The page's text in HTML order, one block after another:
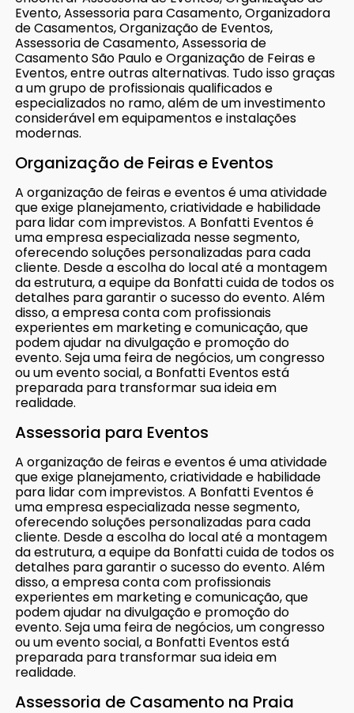
Evento, Assessoria para Casamento, Organizadora
de Casamentos, Organização de Eventos,
Assessoria de Casamento, Assessoria de
Casamento São Paulo e Organização de Feiras e
Eventos, entre outras alternativas. Tudo isso graças
a um grupo de profissionais qualificados e
especializados no ramo, além de um investimento
considerável em equipamentos e instalações
modernas.
Organização de Feiras e Eventos
A organização de feiras e eventos é uma atividade
que exige planejamento, criatividade e habilidade
para lidar com imprevistos. A Bonfatti Eventos é
uma empresa especializada nesse segmento,
oferecendo soluções personalizadas para cada
cliente. Desde a escolha do local até a montagem
da estrutura, a equipe da Bonfatti cuida de todos os
detalhes para garantir o sucesso do evento. Além
disso, a empresa conta com profissionais
experientes em marketing e comunicação, que
podem ajudar na divulgação e promoção do
evento. Seja uma feira de negócios, um congresso
ou um evento social, a Bonfatti Eventos está
preparada para transformar sua ideia em
realidade.
Assessoria para Eventos
A organização de feiras e eventos é uma atividade
que exige planejamento, criatividade e habilidade
para lidar com imprevistos. A Bonfatti Eventos é
uma empresa especializada nesse segmento,
oferecendo soluções personalizadas para cada
cliente. Desde a escolha do local até a montagem
da estrutura, a equipe da Bonfatti cuida de todos os
detalhes para garantir o sucesso do evento. Além
disso, a empresa conta com profissionais
experientes em marketing e comunicação, que
podem ajudar na divulgação e promoção do
evento. Seja uma feira de negócios, um congresso
ou um evento social, a Bonfatti Eventos está
preparada para transformar sua ideia em
realidade.
Assessoria de Casamento na Praia